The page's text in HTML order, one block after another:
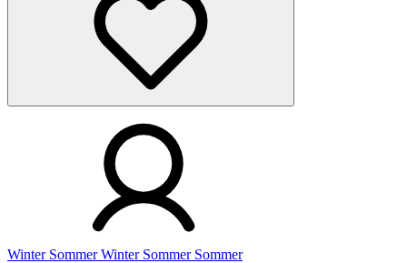
Winter Sommer Winter Sommer Sommer